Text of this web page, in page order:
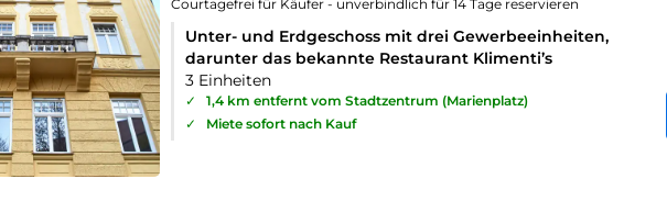
Courtagefrei für Käufer - unverbindlich für 14 Tage reservieren
Unter- und Erdgeschoss mit drei Gewerbeeinheiten,
darunter das bekannte Restaurant Klimenti’s
3 Einheiten
✓
1,4 km entfernt vom Stadtzentrum (Marienplatz)
✓
Miete sofort nach Kauf